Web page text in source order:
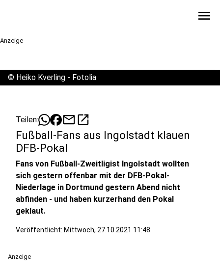
menu
Anzeige
© Heiko Kverling - Fotolia
Teilen: mailopen_in_new
Fußball-Fans aus Ingolstadt klauen
DFB-Pokal
Fans von Fußball-Zweitligist Ingolstadt wollten
sich gestern offenbar mit der DFB-Pokal-
Niederlage in Dortmund gestern Abend nicht
abfinden - und haben kurzerhand den Pokal
geklaut.
Veröffentlicht: Mittwoch, 27.10.2021 11:48
Anzeige